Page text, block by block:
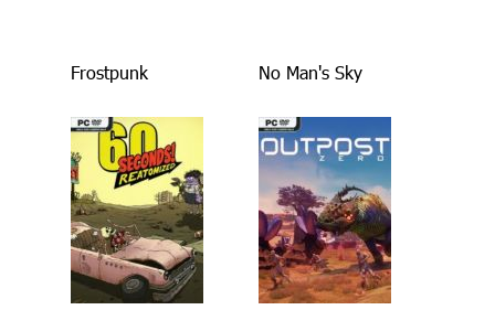
Frostpunk No Man's Sky